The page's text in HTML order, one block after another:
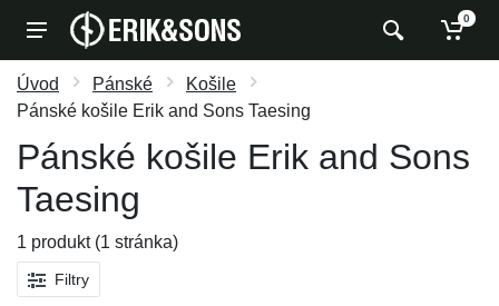
0
Úvod Pánské
Košile
Pánské košile Erik and Sons Taesing
Pánské košile Erik and Sons
Taesing
1 produkt (1 stránka)
Filtry